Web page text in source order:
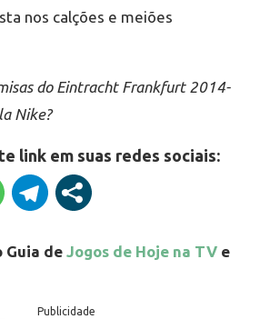
nos calções e meiões
do Eintracht Frankfurt 2014-
Nike?
link em suas redes sociais:
Guia de Jogos de Hoje na TV e
Publicidade